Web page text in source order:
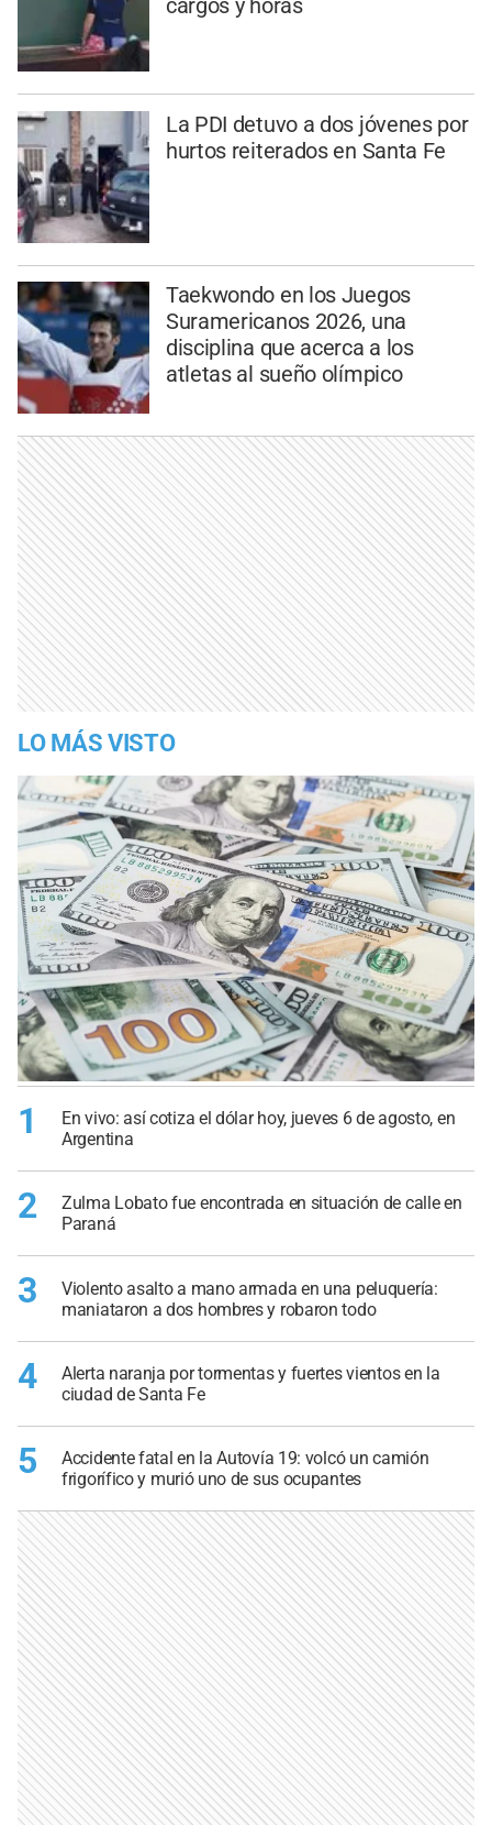
cargos y horas
La PDI detuvo a dos jóvenes por
hurtos reiterados en Santa Fe
Taekwondo en los Juegos
Suramericanos 2026, una
disciplina que acerca a los
atletas al sueño olímpico
LO MÁS VISTO
1
En vivo: así cotiza el dólar hoy, jueves 6 de agosto, en
Argentina
2
Zulma Lobato fue encontrada en situación de calle en
Paraná
3
Violento asalto a mano armada en una peluquería:
maniataron a dos hombres y robaron todo
4
Alerta naranja por tormentas y fuertes vientos en la
ciudad de Santa Fe
5
Accidente fatal en la Autovía 19: volcó un camión
frigorífico y murió uno de sus ocupantes